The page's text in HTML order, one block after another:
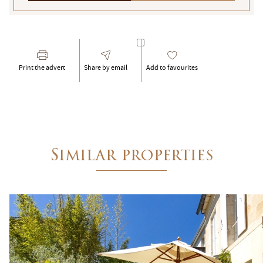
Print the advert Share by email Add to favourites
Similar properties
2 Traverse des Hautes Lices - 83990 Saint-Tropez
Tel : +33 (0)4 94 54 78 20 -
saint-
: SARL EMILE GARCIN PROVENCE - 8
Numéro individuel d'assujettissement à la TVA : FR 48
Loi n° 70-9 du 2 janvier 1970 – Décret n° 2005-1315
SARL EMILE GARCIN PROVENCE, titulaire de la carte
Adhérent au Syndicat National des Professionnels
Garantie financière auprès de Q.B.E Europe SA/NV -